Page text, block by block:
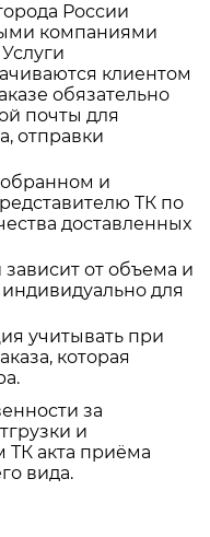
России
компаниями
клиентом
обязательно
почты для
отправки
и
ТК по
доставленных
от объема и
индивидуально для
учитывать при
которая
за
и
ТК акта приёма
вида.